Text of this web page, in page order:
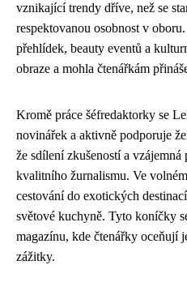
vznikající trendy dříve, než se
respektovanou osobnost v
přehlídek, beauty eventů a
obraze a mohla čtenářkám
Kromě práce šéfredaktorky se
novinářek a aktivně podporuje
že sdílení zkušeností a
kvalitního žurnalismu. Ve
cestování do exotických
světové kuchyně. Tyto koníčky
magazínu, kde čtenářky oceňují
zážitky.